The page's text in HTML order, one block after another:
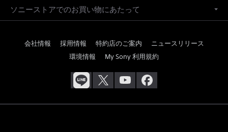
ソニーストアでのお買い物にあたって
会社情報 採用情報 特約店のご案内
ニュースリリース
環境情報
My Sony 利用規約